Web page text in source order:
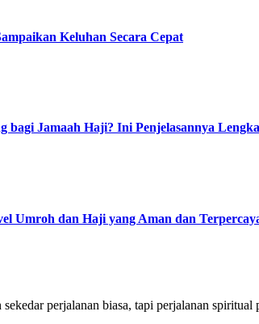
Keluhan Secara Cepat
bagi Jamaah Haji? Ini Penjelasannya
Umroh dan Haji yang Aman dan
perjalanan biasa, tapi perjalanan spiritual